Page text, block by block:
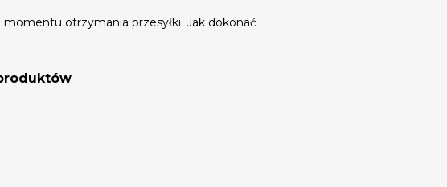
otrzymania przesyłki. Jak dokonać